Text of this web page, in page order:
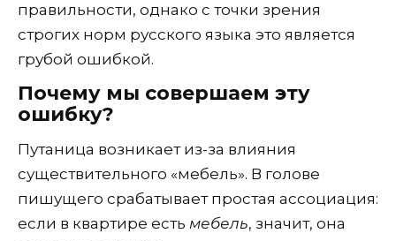
правильности, однако с точки зрения
строгих норм русского языка это является
грубой ошибкой.
Почему мы совершаем эту
ошибку?
Путаница возникает из-за влияния
существительного «мебель». В голове
пишущего срабатывает простая ассоциация:
если в квартире есть мебель, значит, она